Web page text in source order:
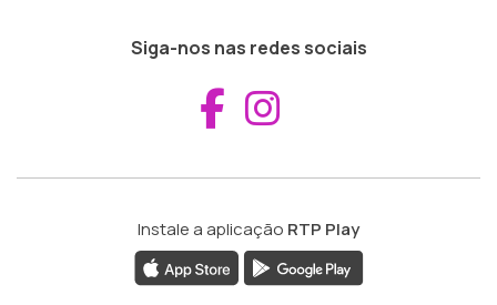
Siga-nos nas redes sociais
Aceder ao
Instale a aplicação RTP Play